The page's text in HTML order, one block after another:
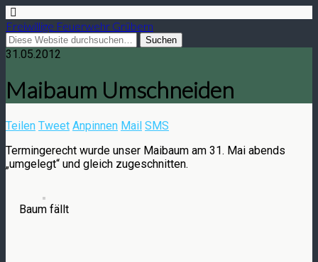
Freiwillige Feuerwehr Grübern
31.05.2012
Maibaum Umschneiden
Teilen Tweet Anpinnen Mail SMS
Termingerecht wurde unser Maibaum am 31. Mai abends
„umgelegt“ und gleich zugeschnitten.
Baum fällt